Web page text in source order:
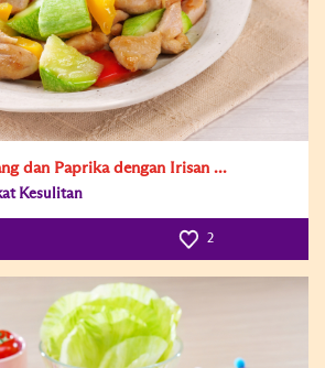
dan Paprika dengan Irisan ...
Kesulitan
2